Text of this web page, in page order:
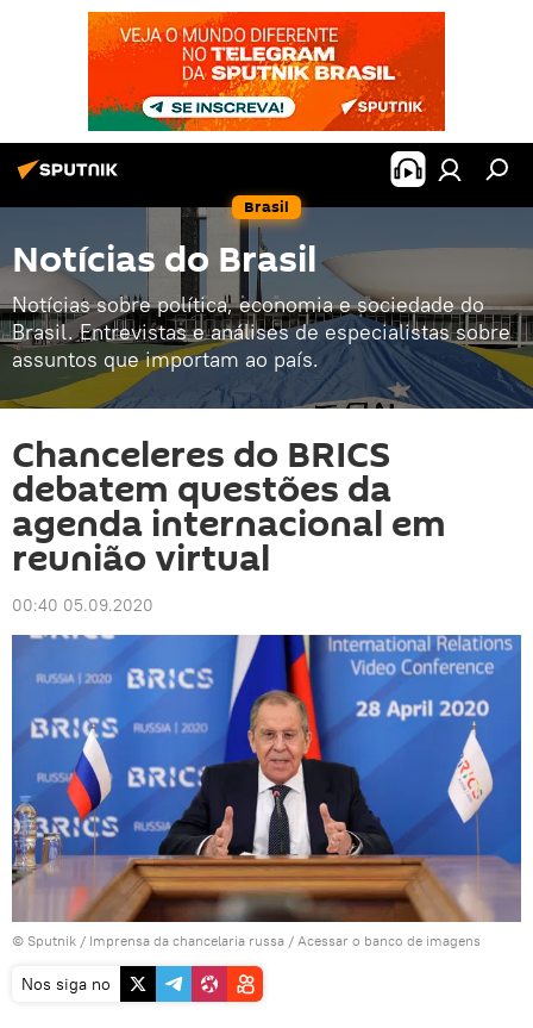
Brasil
Notícias do Brasil
Notícias sobre política, economia e sociedade do
Brasil. Entrevistas e análises de especialistas sobre
assuntos que importam ao país.
Chanceleres do BRICS
debatem questões da
agenda internacional em
reunião virtual
00:40 05.09.2020
© Sputnik / Imprensa da chancelaria russa / Acessar o banco de imagens
Nos siga no